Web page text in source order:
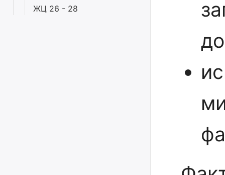
ЖЦ 26 - 28